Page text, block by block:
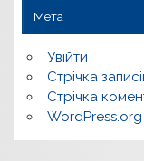
Мета
Увійти
Стрічка
Стрічка
WordPress.org